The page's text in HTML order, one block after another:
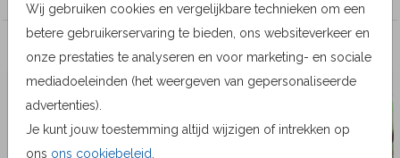
Wij gebruiken cookies en vergelijkbare technieken om een
betere gebruikerservaring te bieden, ons websiteverkeer en
onze prestaties te analyseren en voor marketing- en sociale
mediadoeleinden (het weergeven van gepersonaliseerde
advertenties).
Je kunt jouw toestemming altijd wijzigen of intrekken op
ons ons cookiebeleid
Veel gekozen producten